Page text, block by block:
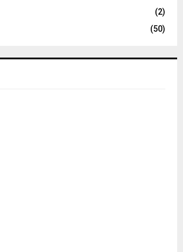
(2)
(50)